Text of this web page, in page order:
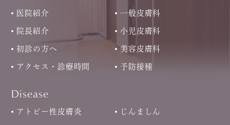
医院紹介
院長紹介
初診の方へ
アクセス・診療時間
一般皮膚科
小児皮膚科
美容皮膚科
予防接種
Disease
アトピー性皮膚炎 じんましん